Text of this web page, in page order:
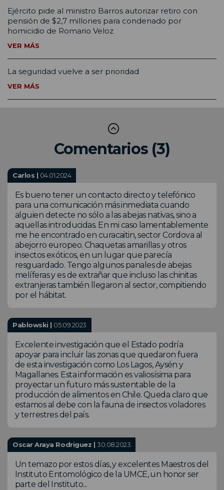
Ejército pide al ministro Barros autorizar retiro con
pensión de $2,7 millones para condenado por
homicidio de Romario Veloz
VER MÁS
La seguridad vuelve a ser prioridad
VER MÁS
Comentarios (3)
Carlos | 04.01.2024
Es bueno tener un contacto directo y telefónico
para una comunicación más inmediata cuando
alguien detecte no sólo a las abejas nativas, sino a
aquellas introducidas. En mi caso lamentablemente
me he encontrado en curacaitin, sector Cordova al
abejorro europeo. Chaquetas amarillas y otros
insectos exóticos, en un lugar que parecía
resguardado. Tengo algunos panales de abejas
melíferas y es de extrañar que incluso las chinitas
extranjeras también llegaron al sector, compitiendo
por el hábitat.
Pablowski | 05.09.2023
Excelente investigación que el Estado podría
apoyar para incluir las zonas que quedaron fuera
de esta investigación como Los Lagos, Aysén y
Magallanes. Esta información es valiosísima para
proyectar un futuro más sustentable de la
producción de alimentos en Chile. Queda claro que
estamos al debe con la fauna de insectos voladores
y terrestres del país.
Oscar Araya Rodriguez | 30.08.2023
Un temazo por estos días, y excelentes Maestros del
Instituto Entomológico de la UMCE, un honor ser
parte del Instituto...